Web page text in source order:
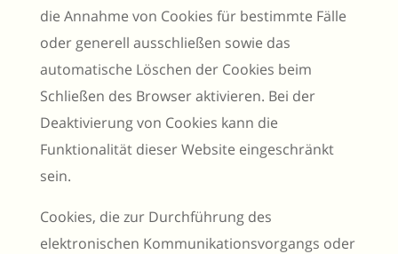
die Annahme von Cookies für bestimmte Fälle
oder generell ausschließen sowie das
automatische Löschen der Cookies beim
Schließen des Browser aktivieren. Bei der
Deaktivierung von Cookies kann die
Funktionalität dieser Website eingeschränkt
sein.
Cookies, die zur Durchführung des
elektronischen Kommunikationsvorgangs oder